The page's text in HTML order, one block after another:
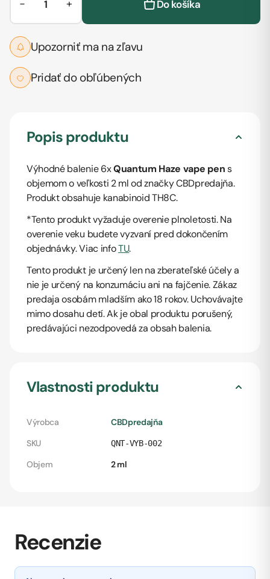
− + Do košíka
Upozorniť ma na zľavu
Pridať do obľúbených
Popis produktu
Výhodné balenie 6xQuantum Haze vape pens
objemom o veľkosti 2 ml od značky CBDpredajňa.
Produkt obsahuje kanabinoid TH8C.
*Tento produkt vyžaduje overenie plnoletosti. Na
overenie veku budete vyzvaní pred dokončením
objednávky. Viac infoTU.
Tento produkt je určený len na zberateľské účely a
nie je určený na konzumáciu ani na fajčenie. Zákaz
predaja osobám mladším ako 18 rokov. Uchovávajte
mimo dosahu detí. Ak je obal produktu porušený,
predávajúci nezodpovedá za obsah balenia.
Vlastnosti produktu
Výrobca
CBDpredajňa
SKU
QNT-VYB-002
Objem 2 ml
Recenzie